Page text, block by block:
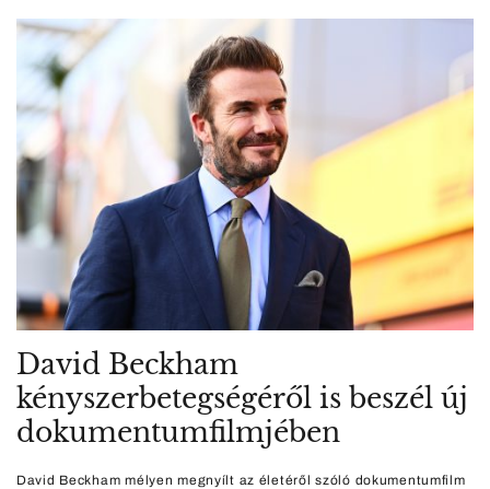
David Beckham
kényszerbetegségéről is beszél új
dokumentumfilmjében
David Beckham mélyen megnyílt az életéről szóló dokumentumfilm